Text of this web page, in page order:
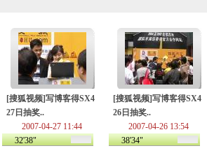
[搜狐视频]写博客得SX4
27日抽奖..
2007-04-27 11:44
32'38"
[搜狐视频]写博客得SX4
26日抽奖..
2007-04-26 13:54
38'34"